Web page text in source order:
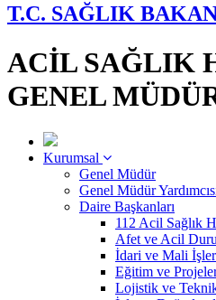
T.C. SAĞLIK
ACİL SAĞLIK
GENEL
Kurumsal
Genel Müdür
Genel Müdür
Daire Başkanları
112 Acil Sağlık
Afet ve Acil
İdari ve Mali
Eğitim ve
Lojistik ve